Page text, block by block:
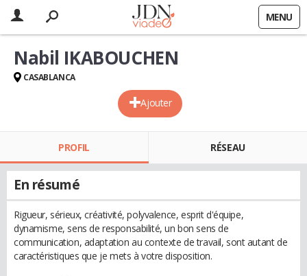
MENU
Ajouter
Nabil IKABOUCHEN
CASABLANCA
PROFIL RÉSEAU
En résumé
Rigueur, sérieux, créativité, polyvalence, esprit d'équipe,
dynamisme, sens de responsabilité, un bon sens de
communication, adaptation au contexte de travail, sont autant de
caractéristiques que je mets à votre disposition.